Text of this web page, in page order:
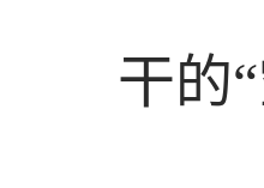
干的